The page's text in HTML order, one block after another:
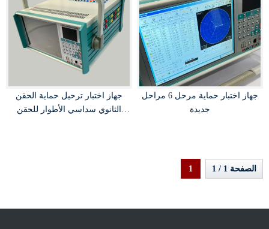
جهاز اختبار ترحيل حماية الحقن
الثانوي سداسي الأطوار للحقن
جهاز اختبار حماية مرحل 6 مراحل
جديدة
1 الصفحة 1 / 1